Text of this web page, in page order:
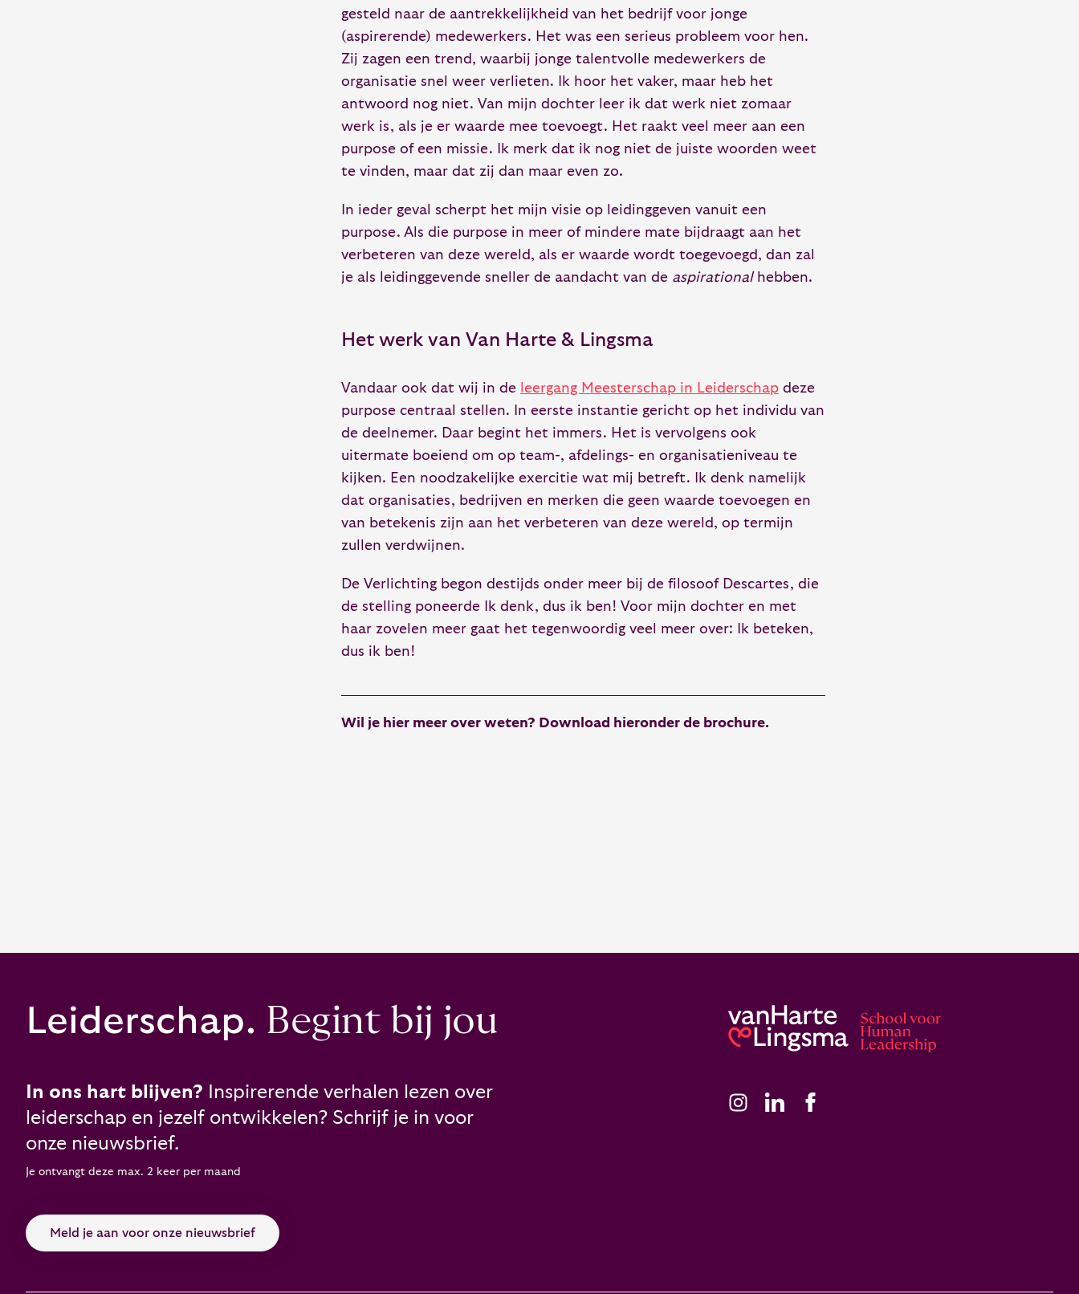
gesteld naar de aantrekkelijkheid van het bedrijf voor jonge
(aspirerende) medewerkers. Het was een serieus probleem voor hen.
Zij zagen een trend, waarbij jonge talentvolle medewerkers de
organisatie snel weer verlieten. Ik hoor het vaker, maar heb het
antwoord nog niet. Van mijn dochter leer ik dat werk niet zomaar
werk is, als je er waarde mee toevoegt. Het raakt veel meer aan een
purpose of een missie. Ik merk dat ik nog niet de juiste woorden weet
te vinden, maar dat zij dan maar even zo.
In ieder geval scherpt het mijn visie op leidinggeven vanuit een
purpose. Als die purpose in meer of mindere mate bijdraagt aan het
verbeteren van deze wereld, als er waarde wordt toegevoegd, dan zal
je als leidinggevende sneller de aandacht van de aspirationalhebben.
Het werk van Van Harte & Lingsma
Vandaar ook dat wij in de leergang Meesterschap in Leiderschapdeze
purpose centraal stellen. In eerste instantie gericht op het individu van
de deelnemer. Daar begint het immers. Het is vervolgens ook
uitermate boeiend om op team-, afdelings- en organisatieniveau te
kijken. Een noodzakelijke exercitie wat mij betreft. Ik denk namelijk
dat organisaties, bedrijven en merken die geen waarde toevoegen en
van betekenis zijn aan het verbeteren van deze wereld, op termijn
zullen verdwijnen.
De Verlichting begon destijds onder meer bij de filosoof Descartes, die
de stelling poneerde Ik denk, dus ik ben! Voor mijn dochter en met
haar zovelen meer gaat het tegenwoordig veel meer over: Ik beteken,
dus ik ben!
Wil je hier meer over weten? Download hieronder de brochure.
Leiderschap. Begint bij jou
In ons hart blijven? Inspirerende verhalen lezen over
leiderschap en jezelf ontwikkelen? Schrijf je in voor
onze nieuwsbrief.
Je ontvangt deze max. 2 keer per maand
Meld je aan voor onze nieuwsbrief